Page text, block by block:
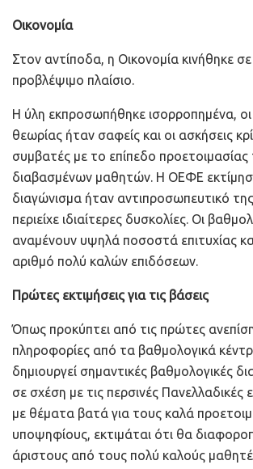
Οικονομία
Στον αντίποδα, η Οικονομία κινήθηκε
προβλέψιμο πλαίσιο.
Η ύλη εκπροσωπήθηκε ισορροπημένα,
θεωρίας ήταν σαφείς και οι ασκήσεις
συμβατές με το επίπεδο
διαβασμένων μαθητών. Η ΟΕΦΕ
διαγώνισμα ήταν αντιπροσωπευτικό
περιείχε ιδιαίτερες δυσκολίες. Οι
αναμένουν υψηλά ποσοστά επιτυχίας
αριθμό πολύ καλών επιδόσεων.
Πρώτες εκτιμήσεις για τις βάσεις
Όπως προκύπτει από τις πρώτες
πληροφορίες από τα βαθμολογικά
δημιουργεί σημαντικές βαθμολογικές
σε σχέση με τις περσινές Πανελλαδικές
με θέματα βατά για τους καλά
υποψηφίους, εκτιμάται ότι θα
άριστους από τους πολύ καλούς